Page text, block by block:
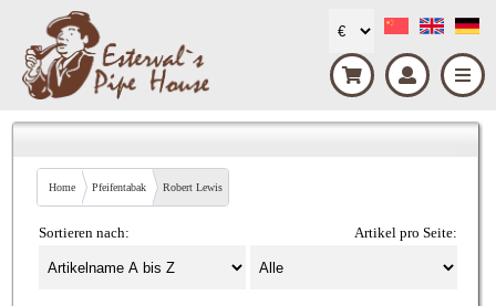
Home Pfeifentabak Robert Lewis
Sortieren nach: Artikel pro Seite: